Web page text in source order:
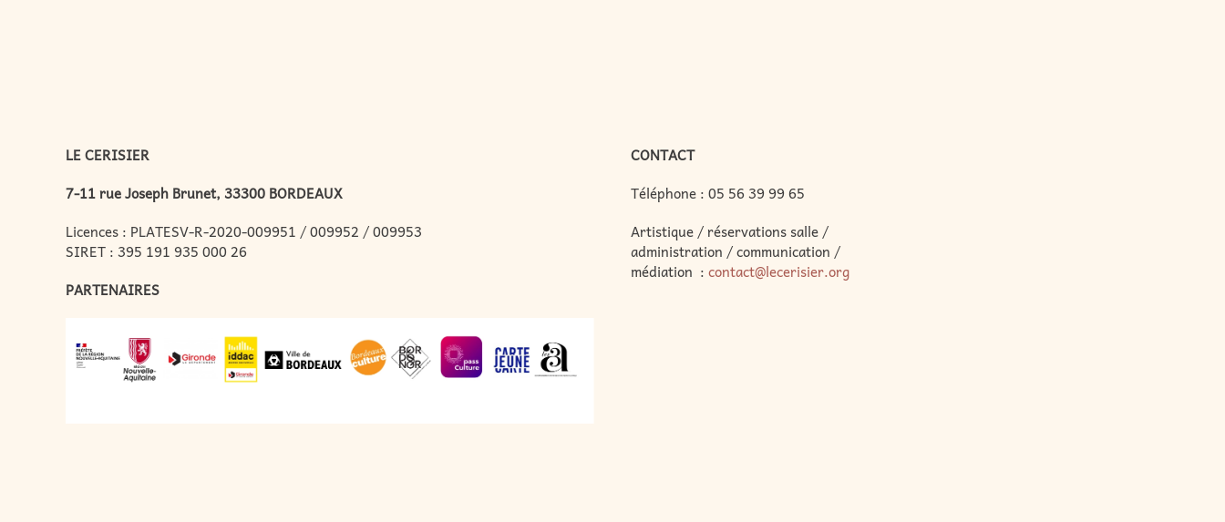
LE CERISIER
7-11 rue Joseph Brunet, 33300 BORDEAUX
Licences : PLATESV-R-2020-009951 / 009952 / 009953
SIRET : 395 191 935 000 26
PARTENAIRES
CONTACT
Téléphone : 05 56 39 99 65
Artistique / réservations salle /
administration / communication /
médiation : contact@lecerisier.org